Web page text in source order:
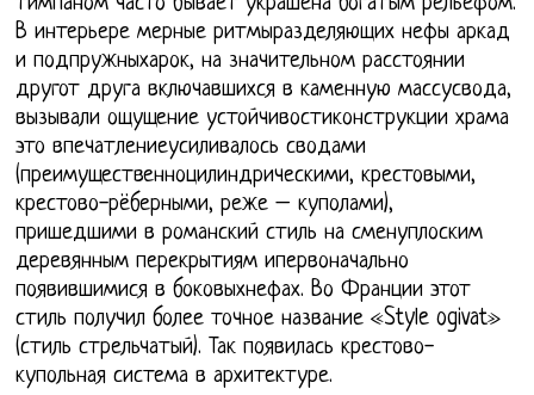
В интерьере мерные ритмыразделяющих нефы аркад
и подпружныхарок, на значительном расстоянии
другот друга включавшихся в каменную массусвода,
вызывали ощущение устойчивостиконструкции храма
это впечатлениеусиливалось сводами
(преимущественноцилиндрическими, крестовыми,
крестово-рёберными, реже – куполами),
пришедшими в романский стиль на сменуплоским
деревянным перекрытиям ипервоначально
появившимися в боковыхнефах. Во Франции этот
стиль получил более точное название «Style ogivat»
(стиль стрельчатый). Так появилась крестово-
купольная система в архитектуре.